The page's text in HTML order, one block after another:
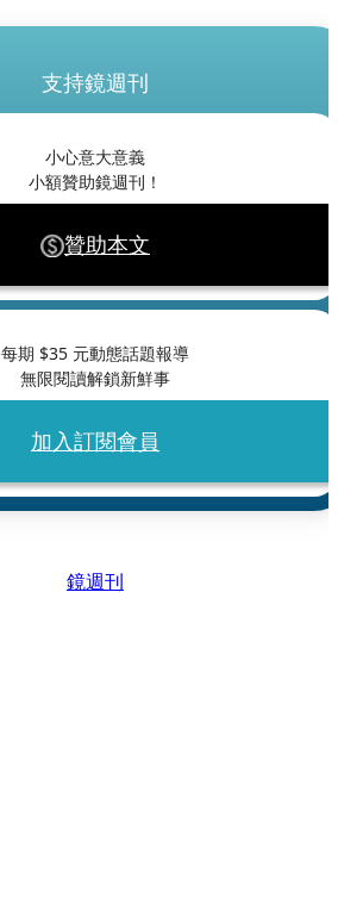
支持鏡週刊
小心意大意義
小額贊助鏡週刊！
贊助本文
每期 $35 元動態話題報導
無限閱讀解鎖新鮮事
加入訂閱會員
鏡週刊